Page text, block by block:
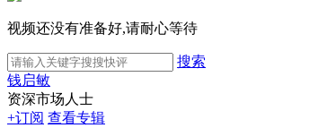
视频还没有准备好,请耐心等待
搜索
钱启敏
资深市场人士
+订阅 查看专辑